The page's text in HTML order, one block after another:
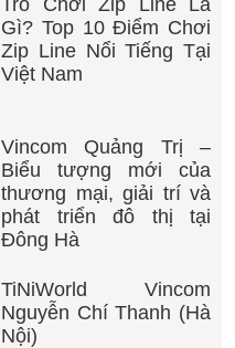
Trò Chơi Zip Line Là
Gì? Top 10 Điểm Chơi
Zip Line Nổi Tiếng Tại
Việt Nam
Vincom Quảng Trị –
Biểu tượng mới của
thương mại, giải trí và
phát triển đô thị tại
Đông Hà
TiNiWorld Vincom
Nguyễn Chí Thanh (Hà
Nội)